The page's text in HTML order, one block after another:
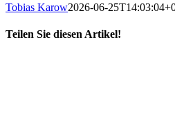
Tobias Karow2026-06-
Teilen Sie diesen Artikel!